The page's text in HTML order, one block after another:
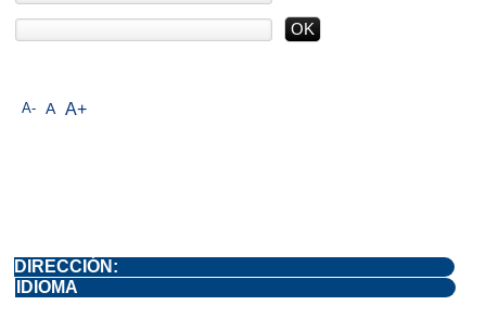
A- A A+
DIRECCIÓN:
IDIOMA